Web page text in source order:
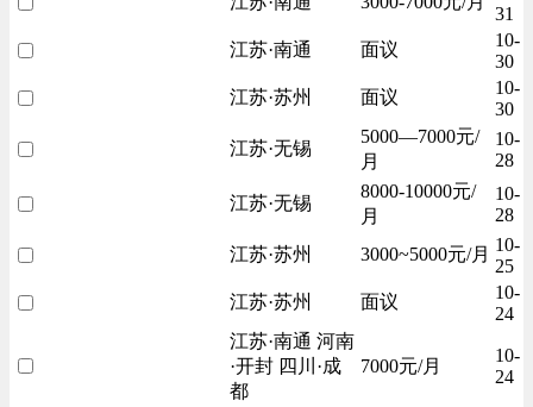
31
江苏·南通
面议
10-
30
江苏·苏州
面议
10-
30
江苏·无锡
5000—7000元/
月
10-
28
江苏·无锡
8000-10000元/
月
10-
28
江苏·苏州
3000~5000元/月 10-
25
江苏·苏州
面议
10-
24
江苏·南通 河南
·开封 四川·成
都
7000元/月
10-
24